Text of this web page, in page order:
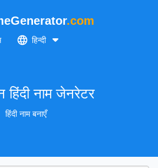
.com
हिन्दी
नाम जेनरेटर
हिंदी नाम बनाएँ